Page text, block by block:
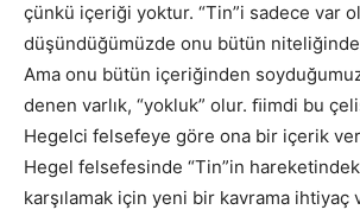
çünkü içeriği yoktur. “Tin”i sadece var
düşündüğümüzde onu bütün
Ama onu bütün içeriğinden
denen varlık, “yokluk” olur. ﬁimdi bu
Hegelci felsefeye göre ona bir içerik
Hegel felsefesinde “Tin”in hareketindeki
karşılamak için yeni bir kavrama ihtiyaç